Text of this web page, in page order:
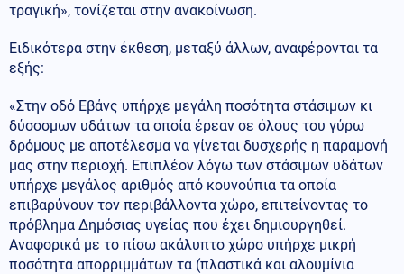
τραγική», τονίζεται στην ανακοίνωση.
Ειδικότερα στην έκθεση, μεταξύ άλλων, αναφέρονται τα
εξής:
«Στην οδό Εβάνς υπήρχε μεγάλη ποσότητα στάσιμων κι
δύσοσμων υδάτων τα οποία έρεαν σε όλους του γύρω
δρόμους με αποτέλεσμα να γίνεται δυσχερής η παραμονή
μας στην περιοχή. Επιπλέον λόγω των στάσιμων υδάτων
υπήρχε μεγάλος αριθμός από κουνούπια τα οποία
επιβαρύνουν τον περιβάλλοντα χώρο, επιτείνοντας το
πρόβλημα Δημόσιας υγείας που έχει δημιουργηθεί.
Αναφορικά με το πίσω ακάλυπτο χώρο υπήρχε μικρή
ποσότητα απορριμμάτων τα (πλαστικά και αλουμίνια